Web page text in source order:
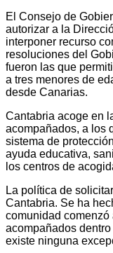
El Consejo de
autorizar a la
interponer recurso
resoluciones del
fueron las que
a tres menores de
desde Canarias.
Cantabria acoge en
acompañados, a los
sistema de
ayuda educativa,
los centros de
La política de
Cantabria. Se ha
comunidad
acompañados
existe ninguna